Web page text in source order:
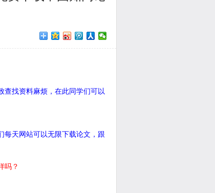
查找资料麻烦，在此同学们可以
每天网站可以无限下载论文，跟
吗？